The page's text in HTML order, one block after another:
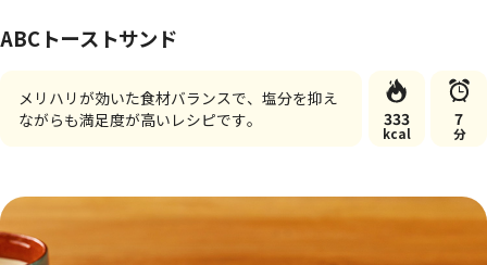
ABCトーストサンド
メリハリが効いた食材バランスで、塩分を抑え
ながらも満足度が高いレシピです。
333
kcal
7
分